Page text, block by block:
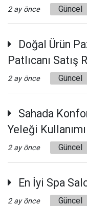
2 ay önce Güncel
Doğal Ürün
Patlıcanı Satış
2 ay önce Güncel
Sahada
Yeleği
2 ay önce Güncel
En İyi Spa
2 ay önce Güncel